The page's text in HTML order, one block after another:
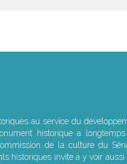
au service du
historique a
de la culture du
historiques invite à y voir aussi